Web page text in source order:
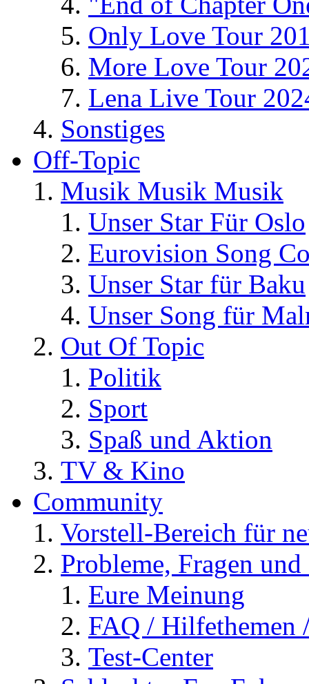
Only Love Tour
More Love Tour
Lena Live Tour
Sonstiges
Off-Topic
Musik Musik Musik
Unser Star Für Oslo
Eurovision Song
Unser Star für Baku
Unser Song für
Out Of Topic
Politik
Sport
Spaß und Aktion
TV & Kino
Community
Vorstell-Bereich für
Probleme, Fragen
Eure Meinung
FAQ / Hilfethemen
Test-Center